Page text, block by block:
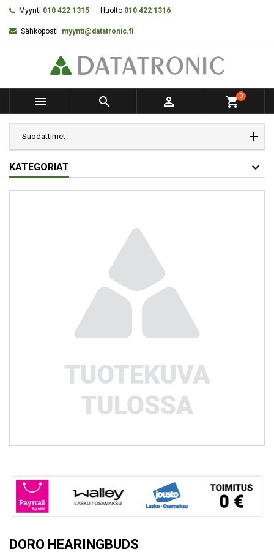
Myynti 010 422 1315 Huolto 010 422 1316
Sähköposti: myynti@datatronic.fi
   shopping_cart0
Suodattimet
KATEGORIAT
DORO HEARINGBUDS